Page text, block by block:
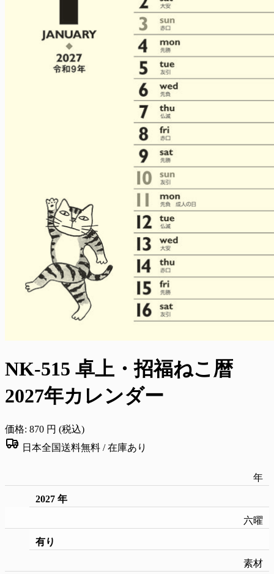
NK-515 卓上・招福ねこ暦
2027年カレンダー
価格: 870 円 (税込)
日本全国送料無料 /在庫あり
年
2027 年
六曜
有り
素材